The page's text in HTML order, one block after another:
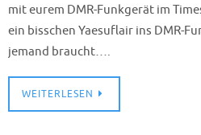
mit eurem DMR-Funkgerät im
ein bisschen Yaesuflair ins DMR-
jemand braucht….
WEITERLESEN